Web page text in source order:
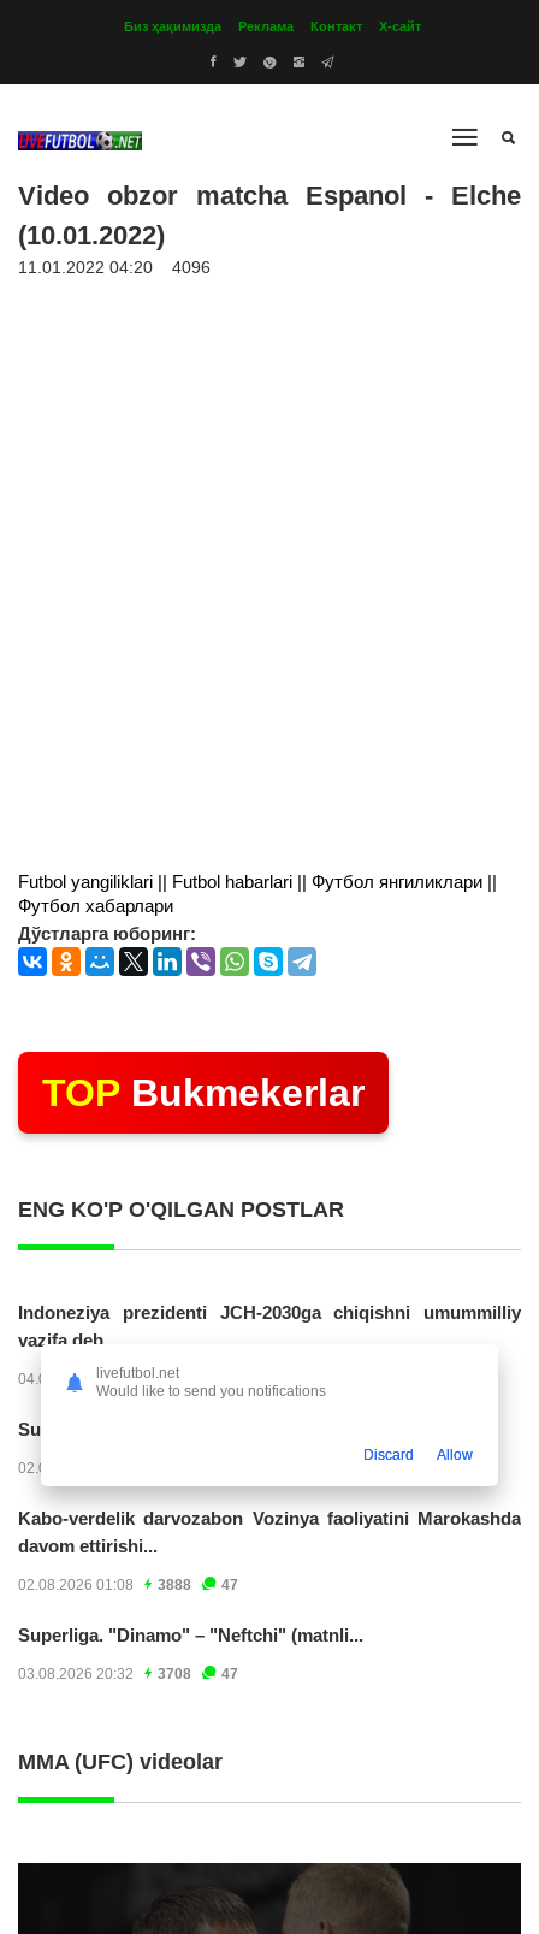
Биз ҳақимизда Реклама Контакт Х-сайт
Video obzor matcha Espanol - Elche
(10.01.2022)
11.01.2022 04:20 4096
Futbol yangiliklari || Futbol habarlari || Футбол янгиликлари ||
Футбол хабарлари
Дўстларга юборинг:
TOP Bukmekerlar
ENG KO'P O'QILGAN POSTLAR
Indoneziya prezidenti JCH-2030ga chiqishni umummilliy
vazifa deb...
04.08.2026 02:11 14208
Superliga. “Buxoro” - “Lokomotiv”...
02.08.2026 03:08
Kabo-verdelik darvozabon Vozinya faoliyatini Marokashda
davom ettirishi...
02.08.2026 01:08 3888 47
Superliga. "Dinamo" – "Neftchi" (matnli...
03.08.2026 20:32 3708 47
MMA (UFC) videolar
livefutbol.net
Would like to send you notifications
Discard Allow